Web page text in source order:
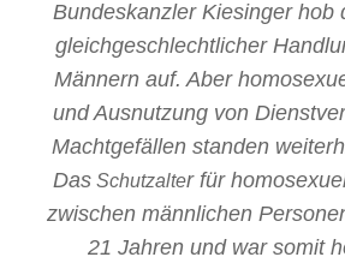
Bundeskanzler Kiesinger hob
gleichgeschlechtlicher
Männern auf. Aber
und Ausnutzung von
Machtgefällen standen
DasSchutzalter für
zwischen männlichen
21 Jahren und war somit